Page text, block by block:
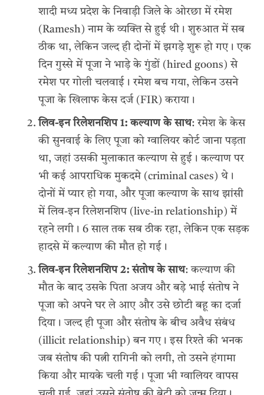
शादी मध्य प्रदेश के निवाड़ी जिले के ओरछा में रमेश
(Ramesh) नाम के व्यक्ति से हुई थी। शुरुआत में सब
ठीक था, लेकिन जल्द ही दोनों में झगड़े शुरू हो गए। एक
दिन गुस्से में पूजा ने भाड़े के गुंडों (hired goons) से
रमेश पर गोली चलवाई। रमेश बच गया, लेकिन उसने
पूजा के खिलाफ केस दर्ज (FIR) कराया।
लिव-इन रिलेशनशिप 1: कल्याण के साथ: रमेश के केस
की सुनवाई के लिए पूजा को ग्वालियर कोर्ट जाना पड़ता
था, जहां उसकी मुलाकात कल्याण से हुई। कल्याण पर
भी कई आपराधिक मुकदमे (criminal cases) थे।
दोनों में प्यार हो गया, और पूजा कल्याण के साथ झांसी
में लिव-इन रिलेशनशिप (live-in relationship) में
रहने लगी। 6 साल तक सब ठीक रहा, लेकिन एक सड़क
हादसे में कल्याण की मौत हो गई।
लिव-इन रिलेशनशिप 2: संतोष के साथ: कल्याण की
मौत के बाद उसके पिता अजय और बड़े भाई संतोष ने
पूजा को अपने घर ले आए और उसे छोटी बहू का दर्जा
दिया। जल्द ही पूजा और संतोष के बीच अवैध संबंध
(illicit relationship) बन गए। इस रिश्ते की भनक
जब संतोष की पत्नी रागिनी को लगी, तो उसने हंगामा
किया और मायके चली गई। पूजा भी ग्वालियर वापस